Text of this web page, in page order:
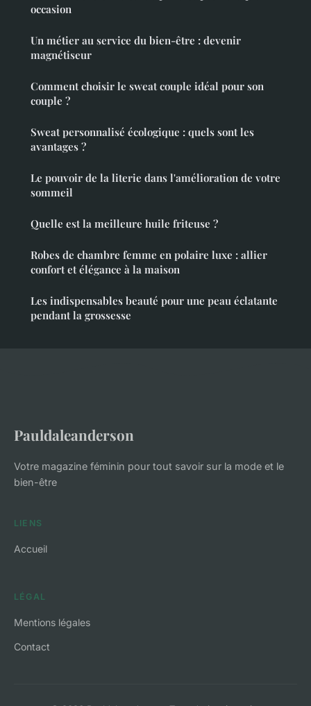
occasion
Un métier au service du bien-être : devenir
magnétiseur
Comment choisir le sweat couple idéal pour son
couple ?
Sweat personnalisé écologique : quels sont les
avantages ?
Le pouvoir de la literie dans l'amélioration de votre
sommeil
Quelle est la meilleure huile friteuse ?
Robes de chambre femme en polaire luxe : allier
confort et élégance à la maison
Les indispensables beauté pour une peau éclatante
pendant la grossesse
Pauldaleanderson
Votre magazine féminin pour tout savoir sur la mode et le
bien-être
LIENS
Accueil
LÉGAL
Mentions légales
Contact